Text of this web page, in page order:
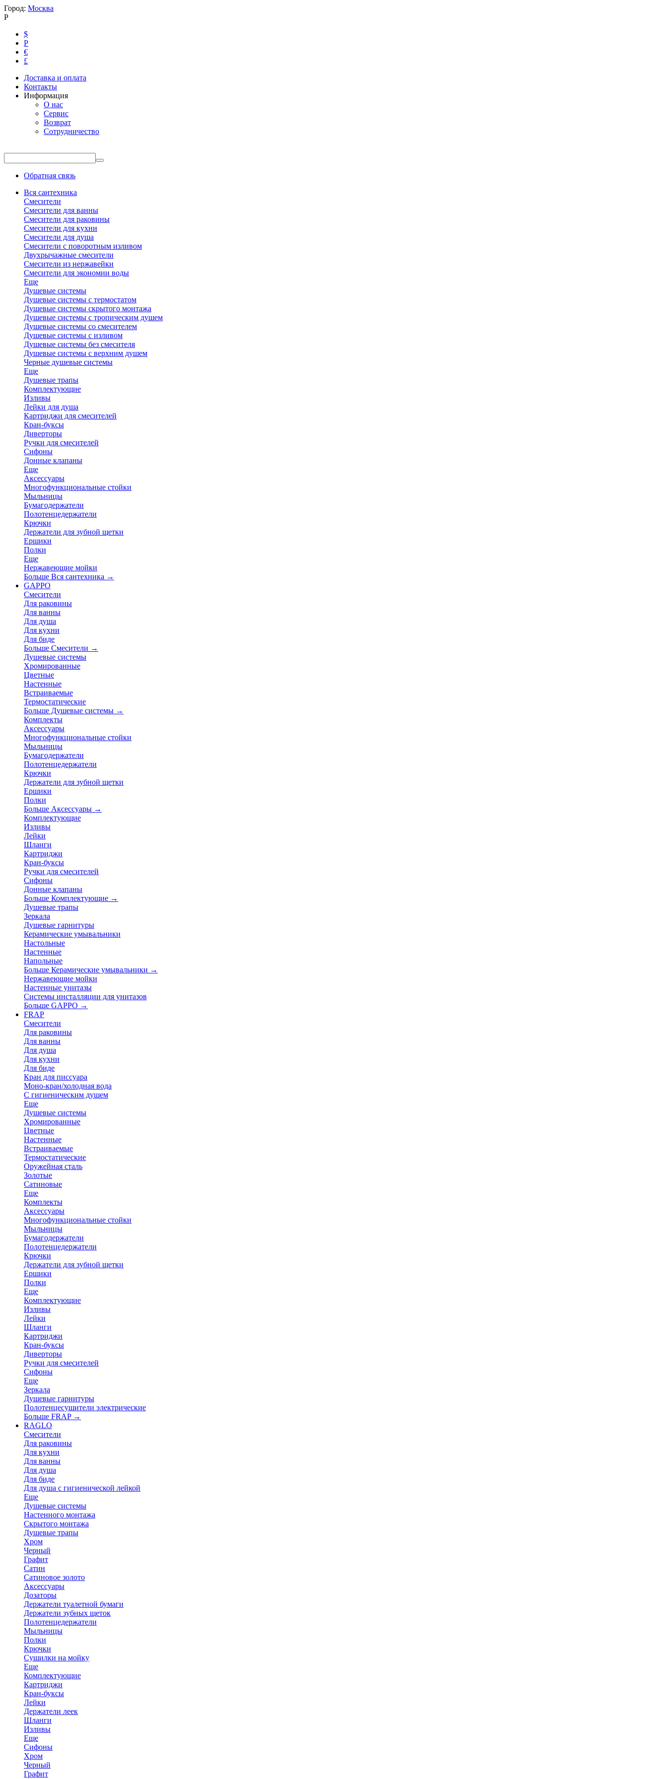
Город: Москва
Р
$
Р
€
£
Доставка и оплата
Контакты
Информация
О нас
Сервис
Возврат
Сотрудничество
Обратная связь
Вся сантехника
Смесители
Смесители для ванны
Смесители для раковины
Смесители для кухни
Смесители для душа
Смесители с поворотным изливом
Двухрычажные смесители
Смесители из нержавейки
Смесители для экономии воды
Еще
Душевые системы
Душевые системы с термостатом
Душевые системы скрытого монтажа
Душевые системы с тропическим душем
Душевые системы со смесителем
Душевые системы с изливом
Душевые системы без смесителя
Душевые системы с верхним душем
Черные душевые системы
Еще
Душевые трапы
Комплектующие
Изливы
Лейки для душа
Картриджи для смесителей
Кран-буксы
Диверторы
Ручки для смесителей
Сифоны
Донные клапаны
Еще
Аксессуары
Многофункциональные стойки
Мыльницы
Бумагодержатели
Полотенцедержатели
Крючки
Держатели для зубной щетки
Ершики
Полки
Еще
Нержавеющие мойки
Больше Вся сантехника →
GAPPO
Смесители
Для раковины
Для ванны
Для душа
Для кухни
Для биде
Больше Смесители →
Душевые системы
Хромированные
Цветные
Настенные
Встраиваемые
Термостатические
Больше Душевые системы →
Комплекты
Аксессуары
Многофункциональные стойки
Мыльницы
Бумагодержатели
Полотенцедержатели
Крючки
Держатели для зубной щетки
Ершики
Полки
Больше Аксессуары →
Комплектующие
Изливы
Лейки
Шланги
Картриджи
Кран-буксы
Ручки для смесителей
Сифоны
Донные клапаны
Больше Комплектующие →
Душевые трапы
Зеркала
Душевые гарнитуры
Керамические умывальники
Настольные
Настенные
Напольные
Больше Керамические умывальники →
Нержавеющие мойки
Настенные унитазы
Системы инсталляции для унитазов
Больше GAPPO →
FRAP
Смесители
Для раковины
Для ванны
Для душа
Для кухни
Для биде
Кран для писсуара
Моно-кран/холодная вода
С гигиеническим душем
Еще
Душевые системы
Хромированные
Цветные
Настенные
Встраиваемые
Термостатические
Оружейная сталь
Золотые
Сатиновые
Еще
Комплекты
Аксессуары
Многофункциональные стойки
Мыльницы
Бумагодержатели
Полотенцедержатели
Крючки
Держатели для зубной щетки
Ершики
Полки
Еще
Комплектующие
Изливы
Лейки
Шланги
Картриджи
Кран-буксы
Диверторы
Ручки для смесителей
Сифоны
Еще
Зеркала
Душевые гарнитуры
Полотенцесушители электрические
Больше FRAP →
RAGLO
Смесители
Для раковины
Для кухни
Для ванны
Для душа
Для биде
Для душа с гигиенической лейкой
Еще
Душевые системы
Настенного монтажа
Скрытого монтажа
Душевые трапы
Хром
Черный
Графит
Сатин
Сатиновое золото
Аксессуары
Дозаторы
Держатели туалетной бумаги
Держатели зубных щеток
Полотенцедержатели
Мыльницы
Полки
Крючки
Сушилки на мойку
Еще
Комплектующие
Картриджи
Кран-буксы
Лейки
Держатели леек
Шланги
Изливы
Еще
Сифоны
Хром
Черный
Графит